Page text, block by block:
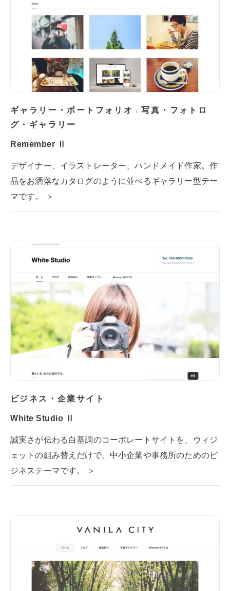
ギャラリー・ポートフォリオ /写真・フォトロ
グ・ギャラリー
Remember Ⅱ
デザイナー、イラストレーター、ハンドメイド作家。作
品をお洒落なカタログのように並べるギャラリー型テー
マです。 ＞
ビジネス・企業サイト
White Studio Ⅱ
誠実さが伝わる白基調のコーポレートサイトを、ウィジ
ェットの組み替えだけで。中小企業や事務所のためのビ
ジネステーマです。 ＞